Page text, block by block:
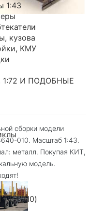
1:43
кузова
КМУ
И ПОДОБНЫЕ
(H0)
сборки модели
010. Масштаб 1:43.
металл. Покупая КИТ,
модель.